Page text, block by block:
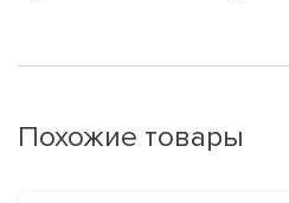
Похожие товары